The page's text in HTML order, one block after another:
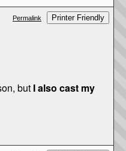
Permalink Printer Friendly
but I also cast my